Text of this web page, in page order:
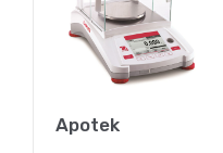
Apotek